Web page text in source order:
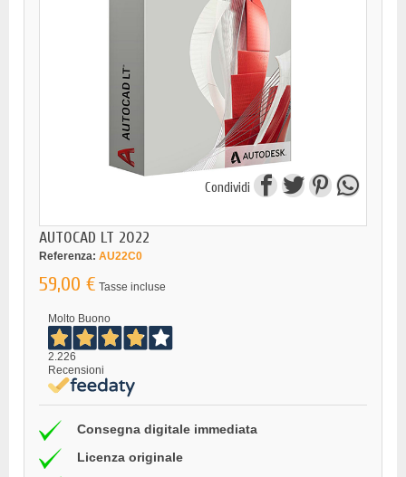
Condividi
AUTOCAD LT 2022
Referenza: AU22C0
59,00 € Tasse incluse
Molto Buono
2.226
Recensioni
Consegna digitale immediata
Licenza originale